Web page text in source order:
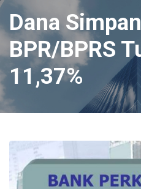
Dana
BPR/BPRS
11,37%